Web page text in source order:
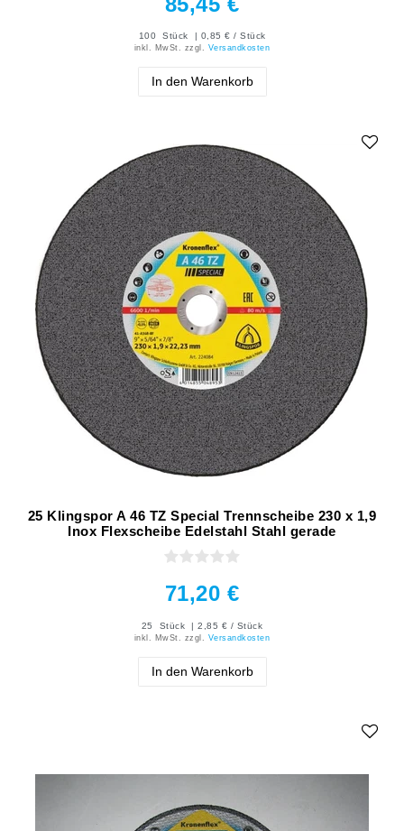
100 Stück | 0,85 € / Stück
inkl. MwSt. zzgl. Versandkosten
In den Warenkorb
25 Klingspor A 46 TZ Special Trennscheibe 230 x 1,9
Inox Flexscheibe Edelstahl Stahl gerade
71,20 €
25 Stück | 2,85 € / Stück
inkl. MwSt. zzgl. Versandkosten
In den Warenkorb